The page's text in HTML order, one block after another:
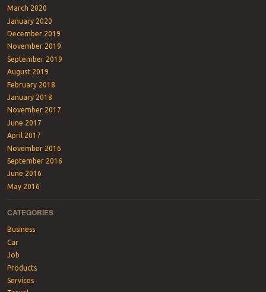
March 2020
January 2020
December 2019
November 2019
September 2019
August 2019
February 2018
January 2018
November 2017
June 2017
April 2017
November 2016
September 2016
June 2016
May 2016
CATEGORIES
Business
Car
Job
Products
Services